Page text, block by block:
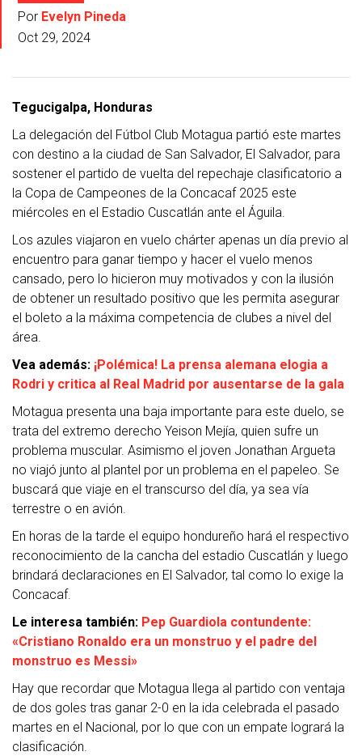
Por Evelyn Pineda
Oct 29, 2024
Tegucigalpa, Honduras
La delegación del Fútbol Club Motagua partió este martes
con destino a la ciudad de San Salvador, El Salvador, para
sostener el partido de vuelta del repechaje clasificatorio a
la Copa de Campeones de la Concacaf 2025 este
miércoles en el Estadio Cuscatlán ante el Águila.
Los azules viajaron en vuelo chárter apenas un día previo al
encuentro para ganar tiempo y hacer el vuelo menos
cansado, pero lo hicieron muy motivados y con la ilusión
de obtener un resultado positivo que les permita asegurar
el boleto a la máxima competencia de clubes a nivel del
área.
Vea además: ¡Polémica! La prensa alemana elogia a
Rodri y critica al Real Madrid por ausentarse de la gala
Motagua presenta una baja importante para este duelo, se
trata del extremo derecho Yeison Mejía, quien sufre un
problema muscular. Asimismo el joven Jonathan Argueta
no viajó junto al plantel por un problema en el papeleo. Se
buscará que viaje en el transcurso del día, ya sea vía
terrestre o en avión.
En horas de la tarde el equipo hondureño hará el respectivo
reconocimiento de la cancha del estadio Cuscatlán y luego
brindará declaraciones en El Salvador, tal como lo exige la
Concacaf.
Le interesa también: Pep Guardiola contundente:
«Cristiano Ronaldo era un monstruo y el padre del
monstruo es Messi»
Hay que recordar que Motagua llega al partido con ventaja
de dos goles tras ganar 2-0 en la ida celebrada el pasado
martes en el Nacional, por lo que con un empate logrará la
clasificación.